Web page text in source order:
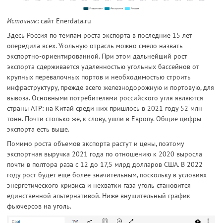
Источник: сайт Enerdata.ru
Здесь Россия по темпам роста экспорта в последние 15 лет
опередила всех. Угольную отрасль можно смело назвать
экспортно-ориентированной. При этом дальнейший рост
экспорта сдерживается удаленностью угольных бассейнов от
крупных перевалочных портов и необходимостью строить
инфраструктуру, прежде всего железнодорожную и портовую, для
вывоза. Основными потребителями российского угля являются
страны АТР: на Китай среди них пришлось в 2021 году 52 млн
тонн. Почти столько же, к слову, ушли в Европу. Общие цифры
экспорта есть выше.
Помимо роста объемов экспорта растут и цены, поэтому
экспортная выручка 2021 года по отношению к 2020 выросла
почти в полтора раза с 12 до 17,5 млрд долларов США. В 2022
году рост будет еще более значительным, поскольку в условиях
энергетического кризиса и нехватки газа уголь становится
единственной альтернативой. Ниже внушительный график
фьючерсов на уголь.